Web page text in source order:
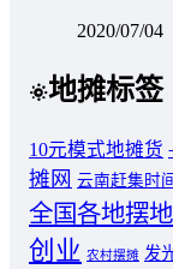
2020/07/04
地摊标签
10元模式地摊货
摊网 云南赶集时
全国各地摆
创业 农村摆摊 发